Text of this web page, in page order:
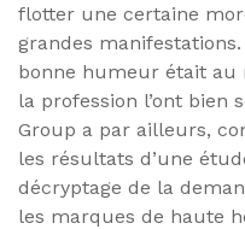
flotter une certaine
grandes
bonne humeur était au
la profession l’ont bien
Group a par ailleurs,
les résultats d’une
décryptage de la
les marques de haute